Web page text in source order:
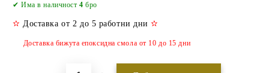
✔ Има в наличност4 бро
✫ Доставка от 2 до 5 работни дни✫
Доставка бижута епоксидна смола от 10 до 15 дни